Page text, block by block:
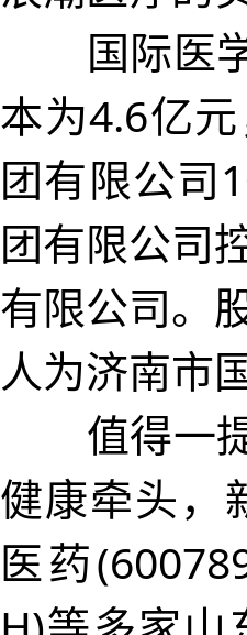
国际医学
本为4.6亿
团有限公司
团有限公司
有限公司。
人为济南市
值得一提
健康牵头，
医药